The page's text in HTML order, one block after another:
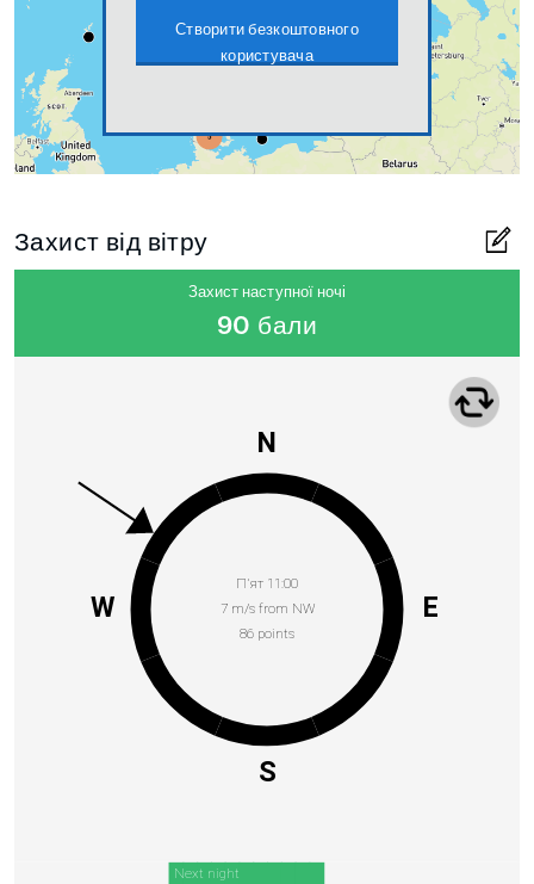
Створити безкоштовного
користувача
Захист від вітру
Захист наступної ночі
90 бали
П’ят 11:00
7 m/s from NW
86 points
N
E
S
W
Next night